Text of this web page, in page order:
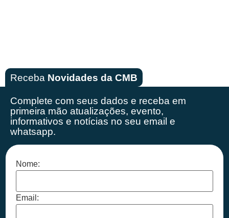
Receba Novidades da CMB
Complete com seus dados e receba em
primeira mão atualizações, evento,
informativos e notícias no seu email e
whatsapp.
Nome:
Email: